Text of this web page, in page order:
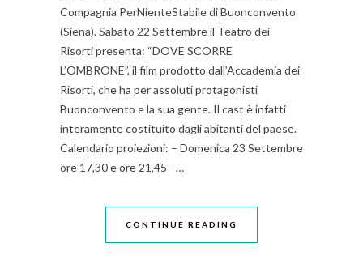
Compagnia PerNienteStabile di Buonconvento
(Siena). Sabato 22 Settembre il Teatro dei
Risorti presenta: “DOVE SCORRE
L’OMBRONE”, il film prodotto dall’Accademia dei
Risorti, che ha per assoluti protagonisti
Buonconvento e la sua gente. Il cast è infatti
interamente costituito dagli abitanti del paese.
Calendario proiezioni: – Domenica 23 Settembre
ore 17,30 e ore 21,45 –…
CONTINUE READING